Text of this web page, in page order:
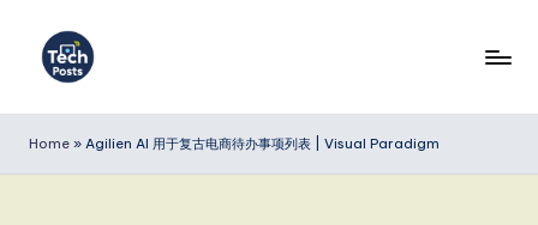
e
Home » Agilien AI 用于复古电商待办事项列表 | Visual Paradigm